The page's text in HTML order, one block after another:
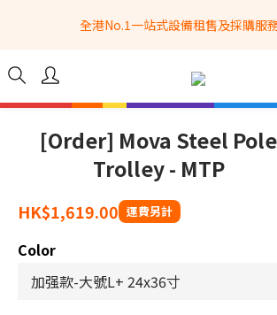
全港No.1一站式設備租售及採購服
全港No.1一站式設備租售及採購服
選購現貨產品全單滿$3500自家專送免運費 (只
於急單, 訂制產品, 屏風, 籠車, 舞
info@hkbasket.com
全港No.1一站式設備租售及採購服
[Order] Mova Steel Pole
Trolley - MTP
HK$1,619.00
Color